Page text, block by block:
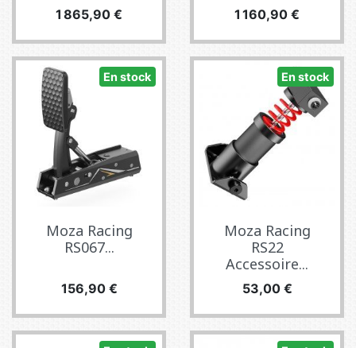
Prix
1 865,90 € Prix
1 160,90 €
En stock
Moza Racing
RS067...
Prix
156,90 €
En stock
Moza Racing
RS22
Accessoire...
Prix
53,00 €